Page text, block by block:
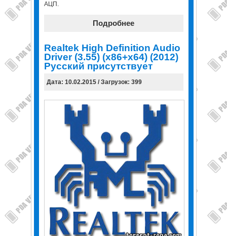
АЦП.
Подробнее
Realtek High Definition Audio
Driver (3.55) (x86+x64) (2012)
Русский присутствует
Дата: 10.02.2015 / Загрузок: 399